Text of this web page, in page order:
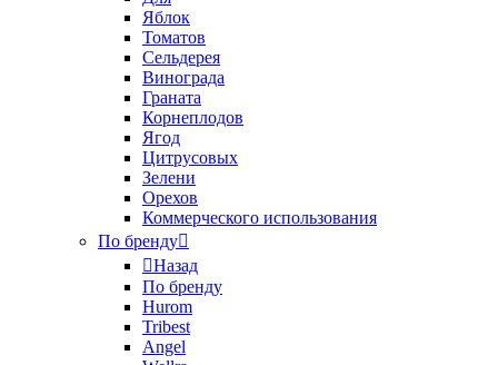
Яблок
Томатов
Cельдерея
Винограда
Граната
Корнеплодов
Ягод
Цитрусовых
Зелени
Орехов
Коммерческого использования
По бренду
Назад
По бренду
Hurom
Tribest
Angel